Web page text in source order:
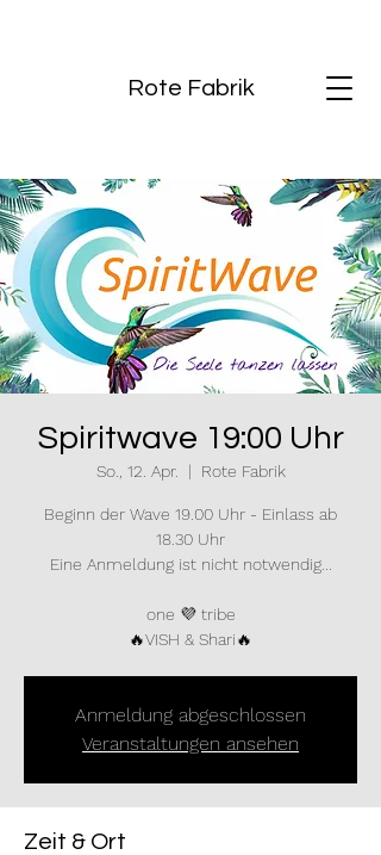
Rote Fabrik
Spiritwave 19:00 Uhr
So., 12. Apr.
  |
Rote Fabrik
Beginn der Wave 19.00 Uhr - Einlass ab
18.30 Uhr
Eine Anmeldung ist nicht notwendig...
one 💜 tribe
🔥VISH & Shari🔥
Anmeldung abgeschlossen
Veranstaltungen ansehen
Zeit & Ort